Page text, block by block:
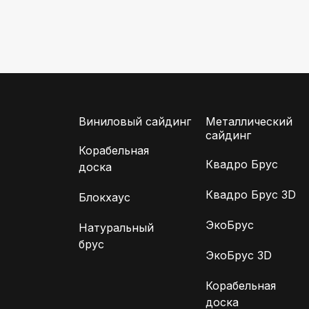
Виниловый сайдинг
Корабельная
доска
Блокхаус
Натуральный
брус
Металлический
сайдинг
Квадро Брус
Квадро Брус 3D
ЭкоБрус
ЭкоБрус 3D
Корабельная
доска